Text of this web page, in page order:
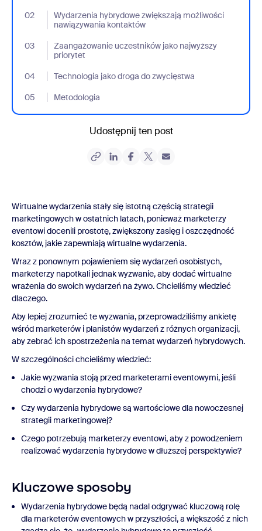
02
Wydarzenia hybrydowe zwiększają możliwości
nawiązywania kontaktów
- Jumplink to Wydarzenia hybrydowe zwiększają możliwości
03
Zaangażowanie uczestników jako najwyższy
priorytet
- Jumplink to Zaangażowanie uczestników jako najwyższy
04 Technologia jako droga do zwycięstwa
- Jumplink to Technologia jako droga do zwycięstwa
05
Metodologia
- Jumplink to Metodologia
Udostępnij ten post
Wirtualne wydarzenia stały się istotną częścią strategii
marketingowych w ostatnich latach, ponieważ marketerzy
eventowi docenili prostotę, zwiększony zasięg i oszczędność
kosztów, jakie zapewniają wirtualne wydarzenia.
Wraz z ponownym pojawieniem się wydarzeń osobistych,
marketerzy napotkali jednak wyzwanie, aby dodać wirtualne
wrażenia do swoich wydarzeń na żywo. Chcieliśmy wiedzieć
dlaczego.
Aby lepiej zrozumieć te wyzwania, przeprowadziliśmy ankietę
wśród marketerów i planistów wydarzeń z różnych organizacji,
aby zebrać ich spostrzeżenia na temat wydarzeń hybrydowych.
W szczególności chcieliśmy wiedzieć:
Jakie wyzwania stoją przed marketerami eventowymi, jeśli
chodzi o wydarzenia hybrydowe?
Czy wydarzenia hybrydowe są wartościowe dla nowoczesnej
strategii marketingowej?
Czego potrzebują marketerzy eventowi, aby z powodzeniem
realizować wydarzenia hybrydowe w dłuższej perspektywie?
Kluczowe sposoby
Wydarzenia hybrydowe będą nadal odgrywać kluczową rolę
dla marketerów eventowych w przyszłości, a większość z nich